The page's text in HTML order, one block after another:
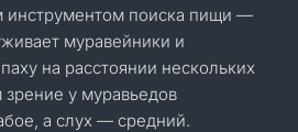
инструментом поиска пищи —
муравейники и
на расстоянии нескольких
у муравьедов
а слух — средний.